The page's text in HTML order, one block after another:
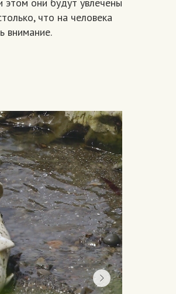
что на человека
внимание.